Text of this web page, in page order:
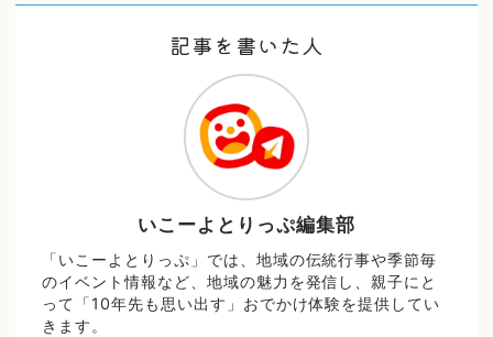
記事を書いた人
いこーよとりっぷ編集部
「いこーよとりっぷ」では、地域の伝統行事や季節毎
のイベント情報など、地域の魅力を発信し、親子にと
って「10年先も思い出す」おでかけ体験を提供してい
きます。